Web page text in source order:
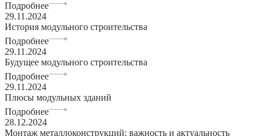
Подробнее
29.11.2024
История модульного строительства
Подробнее
29.11.2024
Будущее модульного строительства
Подробнее
29.11.2024
Плюсы модульных зданий
Подробнее
28.12.2024
Монтаж металлоконструкций: важность и актуальность